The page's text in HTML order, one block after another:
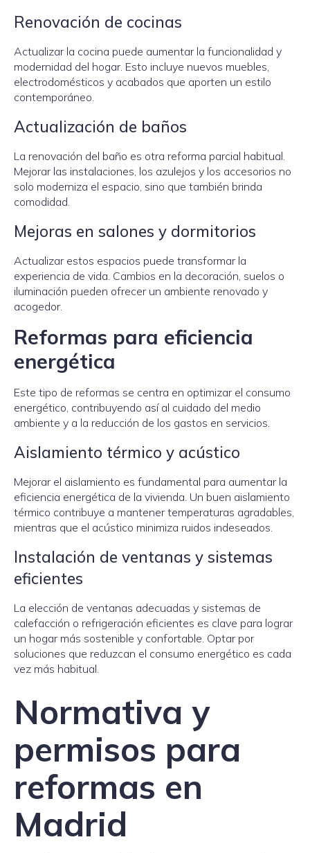
Renovación de cocinas
Actualizar la cocina puede aumentar la funcionalidad y
modernidad del hogar. Esto incluye nuevos muebles,
electrodomésticos y acabados que aporten un estilo
contemporáneo.
Actualización de baños
La renovación del baño es otra reforma parcial habitual.
Mejorar las instalaciones, los azulejos y los accesorios no
solo moderniza el espacio, sino que también brinda
comodidad.
Mejoras en salones y dormitorios
Actualizar estos espacios puede transformar la
experiencia de vida. Cambios en la decoración, suelos o
iluminación pueden ofrecer un ambiente renovado y
acogedor.
Reformas para eficiencia
energética
Este tipo de reformas se centra en optimizar el consumo
energético, contribuyendo así al cuidado del medio
ambiente y a la reducción de los gastos en servicios.
Aislamiento térmico y acústico
Mejorar el aislamiento es fundamental para aumentar la
eficiencia energética de la vivienda. Un buen aislamiento
térmico contribuye a mantener temperaturas agradables,
mientras que el acústico minimiza ruidos indeseados.
Instalación de ventanas y sistemas
eficientes
La elección de ventanas adecuadas y sistemas de
calefacción o refrigeración eficientes es clave para lograr
un hogar más sostenible y confortable. Optar por
soluciones que reduzcan el consumo energético es cada
vez más habitual.
Normativa y
permisos para
reformas en
Madrid